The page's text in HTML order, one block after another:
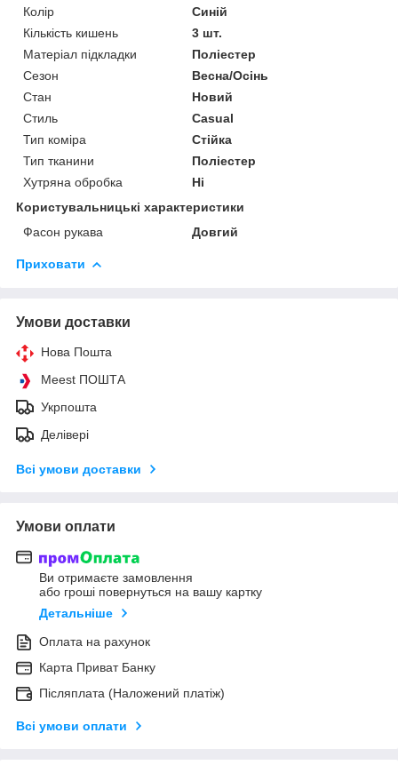
Колір
Синій
Кількість кишень
3 шт.
Матеріал підкладки
Поліестер
Сезон
Весна/Осінь
Стан
Новий
Стиль
Casual
Тип коміра
Стійка
Тип тканини
Поліестер
Хутряна обробка
Ні
Користувальницькі характеристики
Фасон рукава
Довгий
Приховати
Умови доставки
Нова Пошта
Meest ПОШТА
Укрпошта
Делівері
Всі умови доставки
Умови оплати
Ви отримаєте замовлення
або гроші повернуться на вашу картку
Детальніше
Оплата на рахунок
Карта Приват Банку
Післяплата (Наложений платіж)
Всі умови оплати